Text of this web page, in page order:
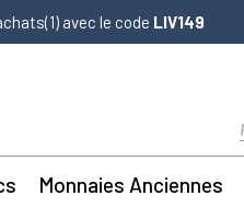
avec le code LIV149
Monnaies Anciennes